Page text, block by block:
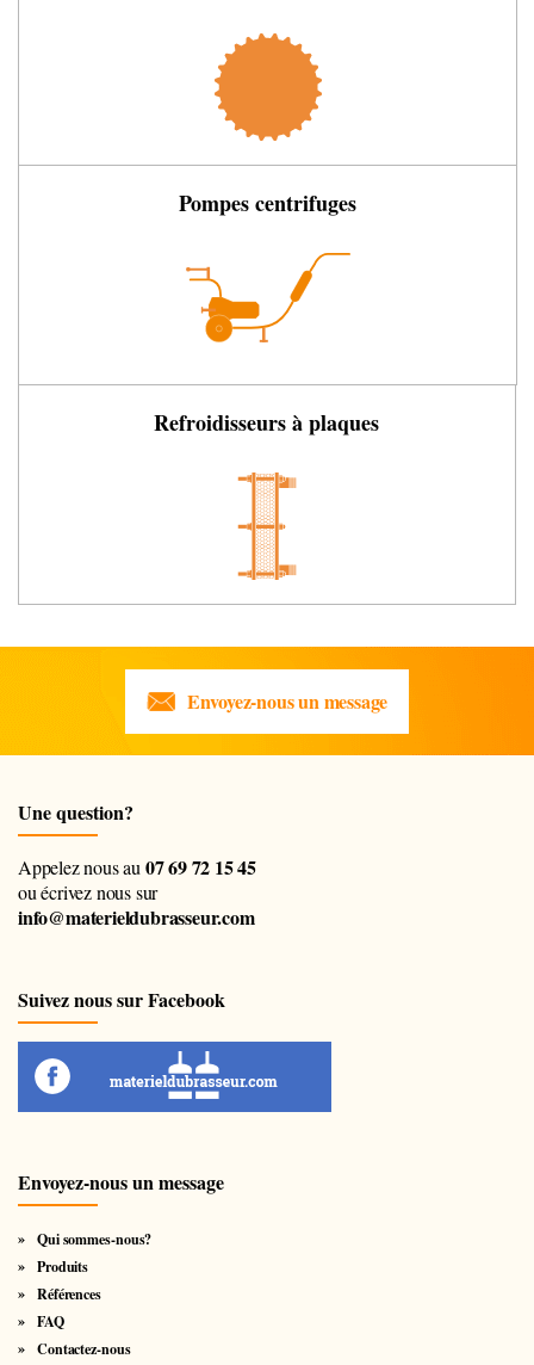
Pompes centrifuges
Refroidisseurs à plaques
Envoyez-nous un message
Une question?
Appelez nous au 07 69 72 15 45
ou écrivez nous sur
info@materieldubrasseur.com
Suivez nous sur Facebook
Envoyez-nous un message
Qui sommes-nous?
Produits
Références
FAQ
Contactez-nous